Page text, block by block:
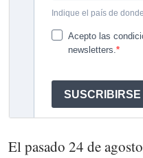
El pasado 24 de